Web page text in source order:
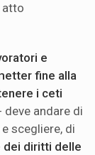
atto
e
fine alla
i ceti
deve andare di
scegliere, di
dei diritti delle